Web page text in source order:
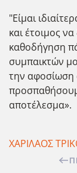
"Είμαι
και έτοιμος
καθοδήγηση
συμπαικτών
την αφοσίωση
αποτέλεσμα».
ΧΑΡΙΛΑΟΣ